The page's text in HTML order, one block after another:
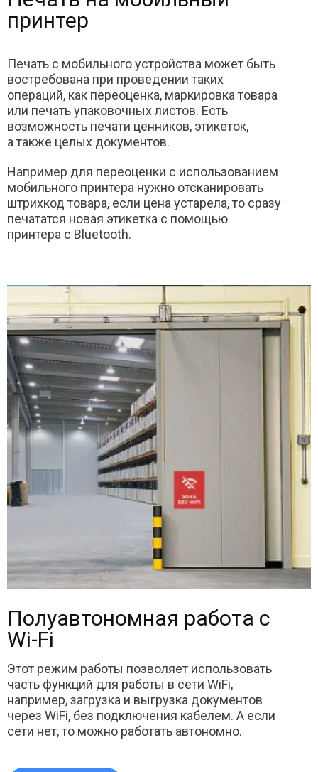
принтер
Печать с мобильного устройства может быть
востребована при проведении таких
операций, как переоценка, маркировка товара
или печать упаковочных листов. Есть
возможность печати ценников, этикеток,
а также целых документов.
Например для переоценки с использованием
мобильного принтера нужно отсканировать
штрихкод товара, если цена устарела, то сразу
печататся новая этикетка с помощью
принтера с Bluetooth.
Полуавтономная работа с
Wi-Fi
Этот режим работы позволяет использовать
часть функций для работы в сети WiFi,
например, загрузка и выгрузка документов
через WiFi, без подключения кабелем. А если
сети нет, то можно работать автономно.